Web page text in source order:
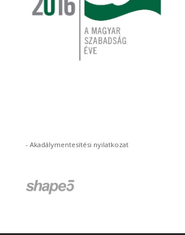
-Akadálymentesítési nyilatkozat